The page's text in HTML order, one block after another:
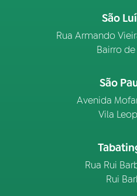
São
Rua Armando
Bairro
São
Avenida
Vila
Rua Rui
Rui